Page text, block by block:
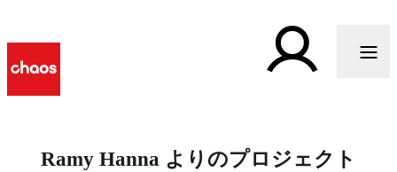
Ramy Hanna よりのプロジェクト